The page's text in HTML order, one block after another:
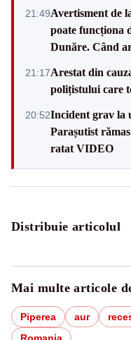
21:49Avertisment de
poate funcționa
Dunăre. Când
21:17Arestat din
polițistului care
20:52Incident grav la
Parașutist
ratat VIDEO
Distribuie articolul
Mai multe articole
Piperea aur
Romania